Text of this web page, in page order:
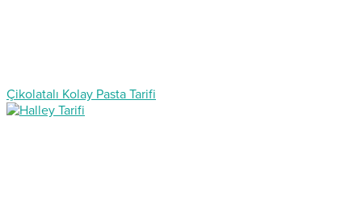
Çikolatalı Kolay Pasta Tarifi